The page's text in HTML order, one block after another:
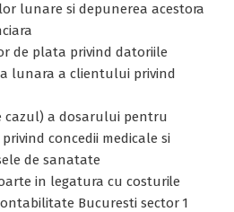
lunare si depunerea acestora
de plata privind datoriile
lunara a clientului privind
cazul) a dosarului pentru
concedii medicale si
de sanatate
in legatura cu costurile
Bucuresti sector 1